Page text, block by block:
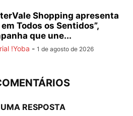
Shopping apresenta
em Todos os Sentidos”,
que une...
!Yoba - 1 de agosto de 2026
RESPOSTA